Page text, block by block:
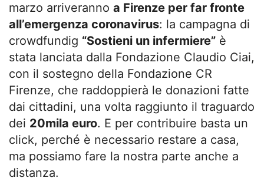
marzo arriveranno a Firenze per far fronte
all’emergenza coronavirus: la campagna di
crowdfundig “Sostieni un infermiere” è
stata lanciata dalla Fondazione Claudio Ciai,
con il sostegno della Fondazione CR
Firenze, che raddoppierà le donazioni fatte
dai cittadini, una volta raggiunto il traguardo
dei 20mila euro. E per contribuire basta un
click, perché è necessario restare a casa,
ma possiamo fare la nostra parte anche a
distanza.